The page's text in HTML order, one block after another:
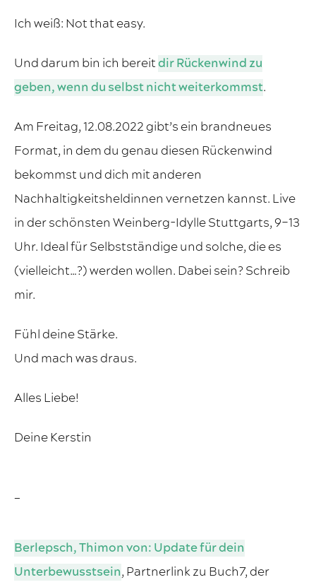
Ich weiß: Not that easy.
Und darum bin ich bereitdir Rückenwind zu
geben, wenn du selbst nicht weiterkommst.
Am Freitag, 12.08.2022 gibt’s ein brandneues
Format, in dem du genau diesen Rückenwind
bekommst und dich mit anderen
Nachhaltigkeitsheldinnen vernetzen kannst. Live
in der schönsten Weinberg-Idylle Stuttgarts, 9–13
Uhr. Ideal für Selbstständige und solche, die es
(vielleicht…?) werden wollen. Dabei sein? Schreib
mir.
Fühl deine Stärke.
Und mach was draus.
Alles Liebe!
Deine Kerstin
Berlepsch, Thimon von: Update für dein
Unterbewusstsein, Partnerlink zu Buch7, der